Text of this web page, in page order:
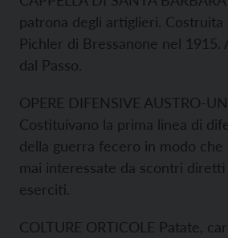
patrona degli artiglieri. Costruita
Pichler di Bressanone nel 1915.
dal Passo.
OPERE DIFENSIVE AUSTRO-
Costituivano la prima linea di
della guerra fecero in modo
mai interessate da scontri
eserciti.
COLTURE ORTICOLE Patate,